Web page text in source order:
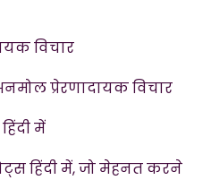
विचार
प्रेरणादायक विचार
में
हिंदी में, जो मेहनत करने